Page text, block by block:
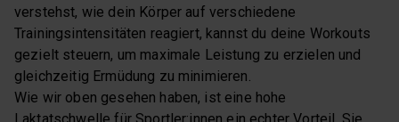
verstehst, wie dein Körper auf verschiedene
Trainingsintensitäten reagiert, kannst du deine Workouts
gezielt steuern, um maximale Leistung zu erzielen und
gleichzeitig Ermüdung zu minimieren.
Wie wir oben gesehen haben, ist eine hohe